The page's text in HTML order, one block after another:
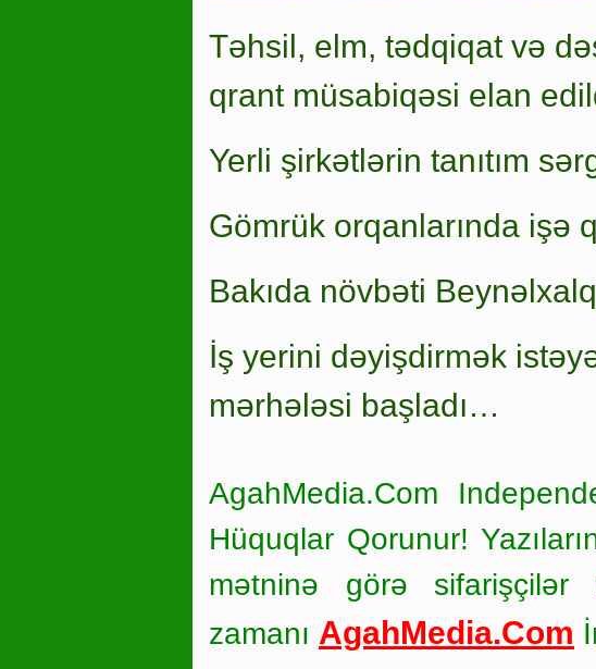
Təhsil, elm, tədqiqat və
qrant müsabiqəsi elan
Yerli şirkətlərin tanıtım
Gömrük orqanlarında işə
Bakıda növbəti
İş yerini dəyişdirmək
mərhələsi başladı…
AgahMedia.Com
Hüquqlar Qorunur!
mətninə görə sifarişçilər
zamanı AgahMedia.Com